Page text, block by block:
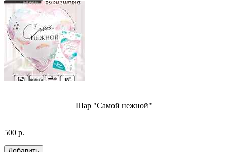
Шар "Самой нежной"
500 р.